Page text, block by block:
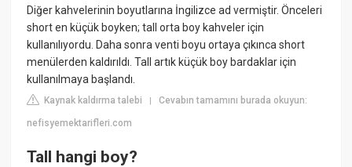
Diğer kahvelerinin boyutlarına İngilizce ad vermiştir. Önceleri
short en küçük boyken; tall orta boy kahveler için
kullanılıyordu. Daha sonra venti boyu ortaya çıkınca short
menülerden kaldırıldı. Tall artık küçük boy bardaklar için
kullanılmaya başlandı.
Kaynak kaldırma talebi |Cevabın tamamını burada okuyun:
nefisyemektarifleri.com
Tall hangi boy?